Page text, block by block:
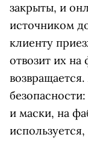
закрыты, и
источником
клиенту
отвозит их
и маски, на